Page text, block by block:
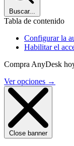
Buscar...
Tabla de contenido
Configurar la
Habilitar el
Compra AnyDesk
Ver opciones →
Close banner